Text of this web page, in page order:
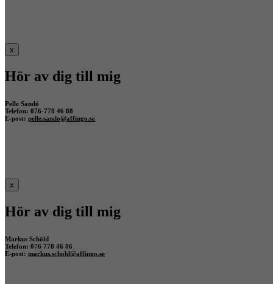
x
Hör av dig till mig
Pelle Sandö
Telefon: 076-778 46 88
E-post: pelle.sando@affingo.se
x
Hör av dig till mig
Markus Schöld
Telefon: 076 778 46 86
E-post: markus.schold@affingo.se